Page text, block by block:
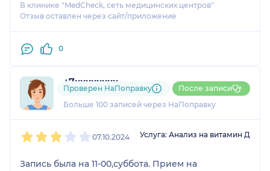
В клинике "MedCheck, сеть медицинских центров"
Отзыв оставлен через сайт/приложение
0
+7xxxxxxxx
45 отзывов
Больше 100 записей через НаПоправку
Проверен НаПоправку После записи
07.10.2024 Услуга: Анализ на витамин Д
Запись была на 11-00,суббота. Прием на